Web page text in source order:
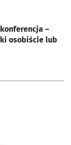
–
osobiście lub